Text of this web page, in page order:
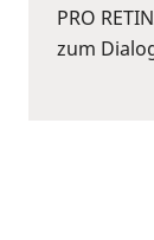
PRO
zum